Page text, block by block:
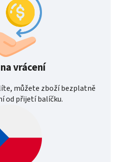
vrácení
můžete zboží bezplatně
od přijetí balíčku.